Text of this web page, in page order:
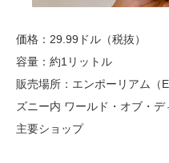
価格：29.99ドル（税抜）
容量：約1リットル
販売場所：エンポーリアム（
ズニー内 ワールド・オブ・
主要ショップ